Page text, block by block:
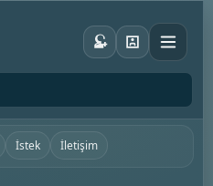
İstek İletişim